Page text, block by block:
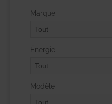
Marque
Énergie
Modèle